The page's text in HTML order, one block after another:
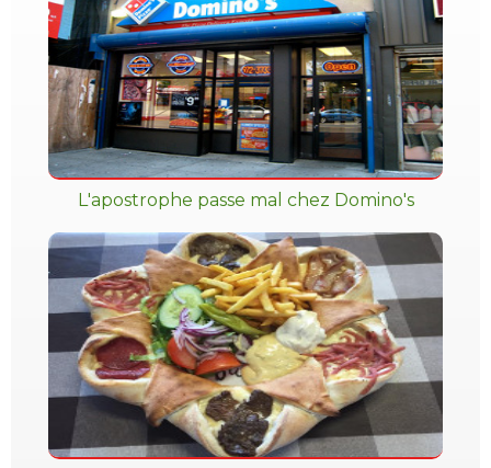
L'apostrophe passe mal chez Domino's